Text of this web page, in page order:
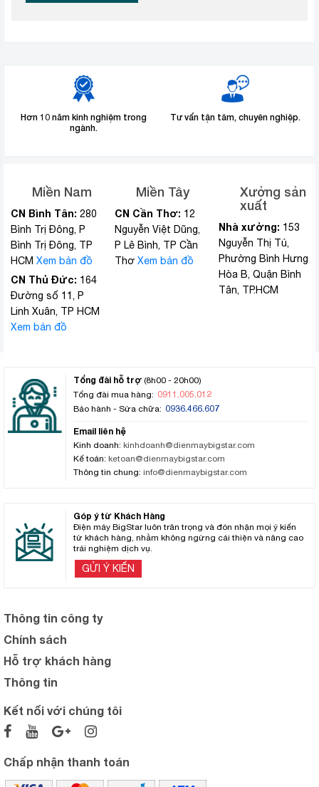
Hơn 10 năm kinh nghiệm trong
ngành.
Tư vấn tận tâm, chuyên nghiệp.
Miền Nam
CN Bình Tân: 280
Bình Trị Đông, P
Bình Trị Đông, TP
HCM Xem bản đồ
CN Thủ Đức: 164
Đường số 11, P
Linh Xuân, TP HCM
Xem bản đồ
Miền Tây
CN Cần Thơ: 12
Nguyễn Việt Dũng,
P Lê Bình, TP Cần
Thơ Xem bản đồ
Xưởng sản
xuất
Nhà xưởng: 153
Nguyễn Thị Tú,
Phường Bình Hưng
Hòa B, Quận Bình
Tân, TP.HCM
Tổng đài hỗ trợ (8h00 - 20h00)
Tổng đài mua hàng: 0911.005.012
Bảo hành - Sửa chữa: 0936.466.607
Email liên hệ
Kinh doanh: kinhdoanh@dienmaybigstar.com
Kế toán: ketoan@dienmaybigstar.com
Thông tin chung: info@dienmaybigstar.com
Góp ý từ Khách Hàng
Điện máy BigStar luôn trân trọng và đón nhận mọi ý kiến
từ khách hàng, nhằm không ngừng cải thiện và nâng cao
trải nghiệm dịch vụ.
GỬI Ý KIẾN
Thông tin công ty
Chính sách
Hỗ trợ khách hàng
Thông tin
Kết nối với chúng tôi
Chấp nhận thanh toán